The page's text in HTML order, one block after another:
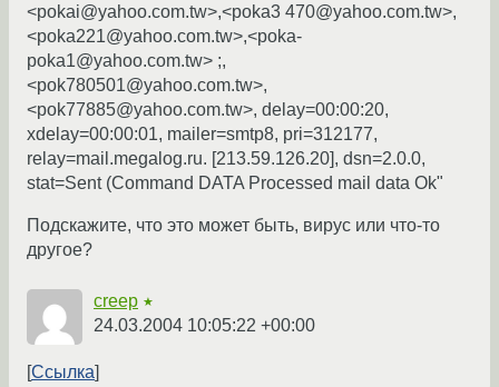
<pokai@yahoo.com.tw>,<poka3 470@yahoo.com.tw>,
<poka221@yahoo.com.tw>,<poka-
poka1@yahoo.com.tw> ;,
<pok780501@yahoo.com.tw>,
<pok77885@yahoo.com.tw>, delay=00:00:20,
xdelay=00:00:01, mailer=smtp8, pri=312177,
relay=mail.megalog.ru. [213.59.126.20], dsn=2.0.0,
stat=Sent (Command DATA Processed mail data Ok"
Подскажите, что это может быть, вирус или что-то
другое?
creep ★
24.03.2004 10:05:22 +00:00
Ссылка